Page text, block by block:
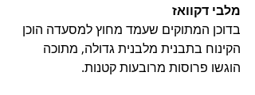
מלבי דקוואז
בדוכן המתוקים שעמד מחוץ למסעדה הוכן
הקינוח בתבנית מלבנית גדולה, מתוכה
הוגשו פרוסות מרובעות קטנות.